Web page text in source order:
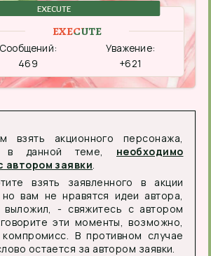
EXECUTE
EXECUTE
Сообщений:
469
Уважение:
+621
взять акционного персонажа,
в данной теме, необходимо
автором заявки.
взять заявленного в акции
вам не нравятся идеи автора,
- свяжитесь с автором
эти моменты, возможно,
В противном случае
остается за автором заявки.